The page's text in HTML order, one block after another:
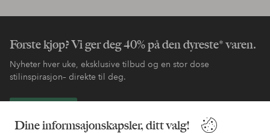
Dine informsajonskapsler, ditt valg!
Første kjøp? Vi ger deg 40% på den dyreste* varen.
Nyheter hver uke, eksklusive tilbud og en stor dose
stilinspirasjon– direkte til deg.